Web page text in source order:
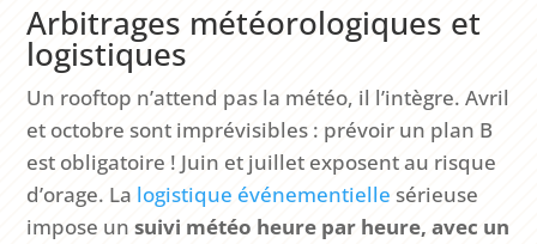
Arbitrages météorologiques et
logistiques
Un rooftop n’attend pas la météo, il l’intègre. Avril
et octobre sont imprévisibles : prévoir un plan B
est obligatoire ! Juin et juillet exposent au risque
d’orage. La logistique événementielle sérieuse
impose unsuivi météo heure par heure, avec un